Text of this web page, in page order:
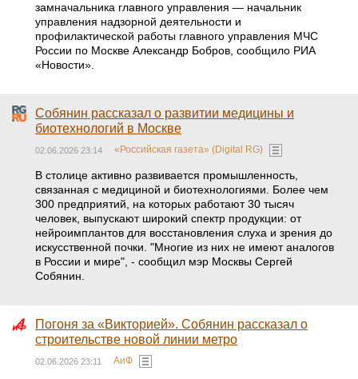
замначальника главного управления — начальник
управления надзорной деятельности и
профилактической работы главного управления МЧС
России по Москве Александр Бобров, сообщило РИА
«Новости».
Собянин рассказал о развитии медицины и
биотехнологий в Москве
02.06.2026 23:14 «Российская газета» (Digital RG)
В столице активно развивается промышленность,
связанная с медициной и биотехнологиями. Более чем
300 предприятий, на которых работают 30 тысяч
человек, выпускают широкий спектр продукции: от
нейроимплантов для восстановления слуха и зрения до
искусственной почки. "Многие из них не имеют аналогов
в России и мире", - сообщил мэр Москвы Сергей
Собянин.
Погоня за «Викторией». Собянин рассказал о
строительстве новой линии метро
02.06.2026 23:11 АиФ